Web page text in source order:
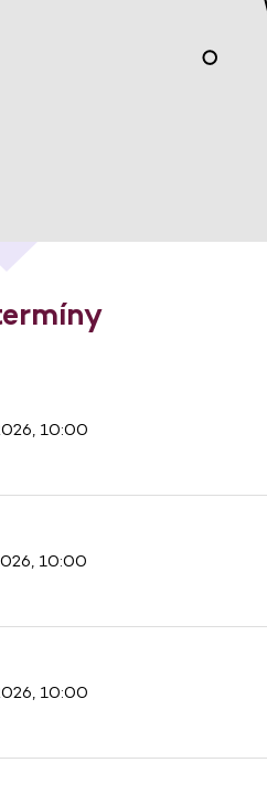
10:00
10:00
10:00